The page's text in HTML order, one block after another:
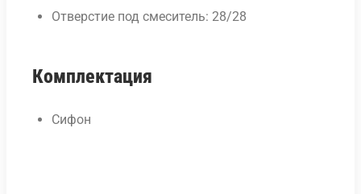
Отверстие под смеситель: 28/28
Комплектация
Сифон